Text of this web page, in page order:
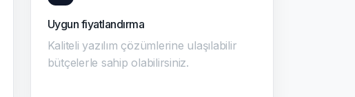
Uygun fiyatlandırma
Kaliteli yazılım çözümlerine ulaşılabilir
bütçelerle sahip olabilirsiniz.